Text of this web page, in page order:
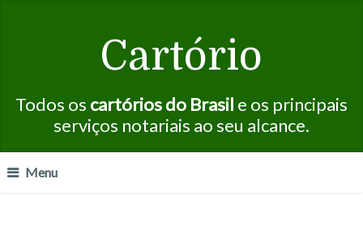
Cartório
Todos os cartórios do Brasil e os principais
serviços notariais ao seu alcance.
Menu